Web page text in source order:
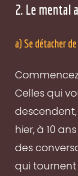
2. Le mental
a) Se détacher
Celles qui
hier, à 10
des
qui tournent